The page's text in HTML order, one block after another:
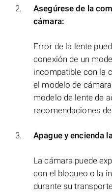
Asegúrese de la
cámara:
Error de la lente
conexión de un
incompatible con la
el modelo de
modelo de lente de
recomendaciones
Apague y encienda
La cámara puede
con el bloqueo o la
durante su